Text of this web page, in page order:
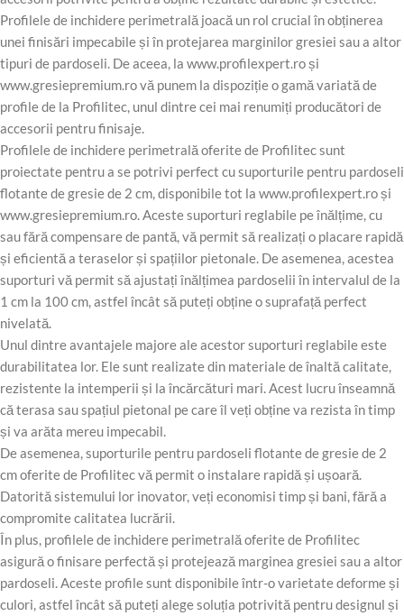
Profilele de inchidere perimetrală joacă un rol crucial în obținerea
unei finisări impecabile și în protejarea marginilor gresiei sau a altor
tipuri de pardoseli. De aceea, la www.profilexpert.ro și
www.gresiepremium.ro vă punem la dispoziție o gamă variată de
profile de la Profilitec, unul dintre cei mai renumiți producători de
accesorii pentru finisaje.
Profilele de inchidere perimetrală oferite de Profilitec sunt
proiectate pentru a se potrivi perfect cu suporturile pentru pardoseli
flotante de gresie de 2 cm, disponibile tot la www.profilexpert.ro și
www.gresiepremium.ro. Aceste suporturi reglabile pe înălțime, cu
sau fără compensare de pantă, vă permit să realizați o placare rapidă
și eficientă a teraselor și spațiilor pietonale. De asemenea, acestea
suporturi vă permit să ajustați înălțimea pardoselii în intervalul de la
1 cm la 100 cm, astfel încât să puteți obține o suprafață perfect
nivelată.
Unul dintre avantajele majore ale acestor suporturi reglabile este
durabilitatea lor. Ele sunt realizate din materiale de înaltă calitate,
rezistente la intemperii și la încărcături mari. Acest lucru înseamnă
că terasa sau spațiul pietonal pe care îl veți obține va rezista în timp
și va arăta mereu impecabil.
De asemenea, suporturile pentru pardoseli flotante de gresie de 2
cm oferite de Profilitec vă permit o instalare rapidă și ușoară.
Datorită sistemului lor inovator, veți economisi timp și bani, fără a
compromite calitatea lucrării.
În plus, profilele de inchidere perimetrală oferite de Profilitec
asigură o finisare perfectă și protejează marginea gresiei sau a altor
pardoseli. Aceste profile sunt disponibile într-o varietate deforme și
culori, astfel încât să puteți alege soluția potrivită pentru designul și